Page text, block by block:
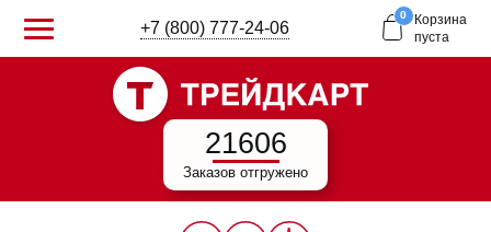
+7 (800) 777-24-06
0
Корзина
пуста
21606
Заказов отгружено